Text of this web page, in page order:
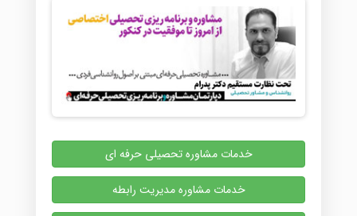
خدمات مشاوره تحصیلی حرفه ای
خدمات مشاوره مدیریت رابطه